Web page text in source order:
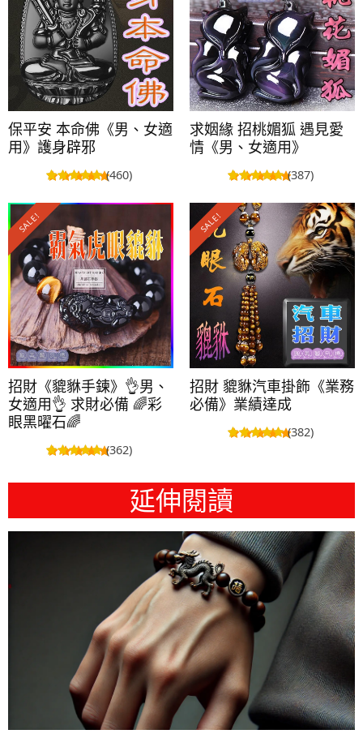
保平安 本命佛《男、女適
用》護身辟邪
(460)
求姻緣 招桃媚狐 遇見愛
情《男、女適用》
(387)
SALE!
招財《貔貅手鍊》👌男、
女適用👌 求財必備 🌈彩
眼黑曜石🌈
(362)
SALE!
招財 貔貅汽車掛飾《業務
必備》業績達成
(382)
延伸閱讀